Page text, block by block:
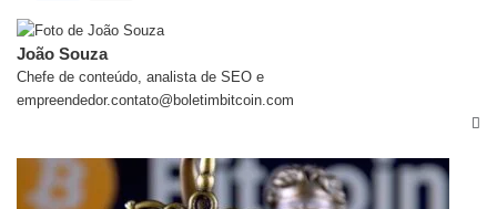
João Souza
Chefe de conteúdo, analista de SEO e
empreendedor.contato@boletimbitcoin.com